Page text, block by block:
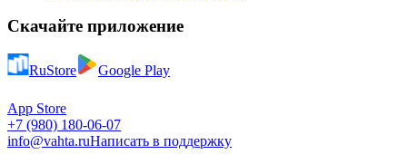
Скачайте приложение
RuStore Google Play
App Store
+7 (980) 180-06-07
info@vahta.ruНаписать в поддержку